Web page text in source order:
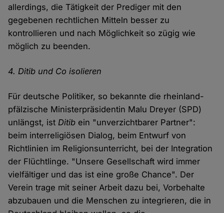
allerdings, die Tätigkeit der Prediger mit den
gegebenen rechtlichen Mitteln besser zu
kontrollieren und nach Möglichkeit so zügig wie
möglich zu beenden.
4. Ditib und Co isolieren
Für deutsche Politiker, so bekannte die rheinland-
pfälzische Ministerpräsidentin Malu Dreyer (SPD)
unlängst, istDitib ein "unverzichtbarer Partner":
beim interreligiösen Dialog, beim Entwurf von
Richtlinien im Religionsunterricht, bei der Integration
der Flüchtlinge. "Unsere Gesellschaft wird immer
vielfältiger und das ist eine große Chance". Der
Verein trage mit seiner Arbeit dazu bei, Vorbehalte
abzubauen und die Menschen zu integrieren, die in